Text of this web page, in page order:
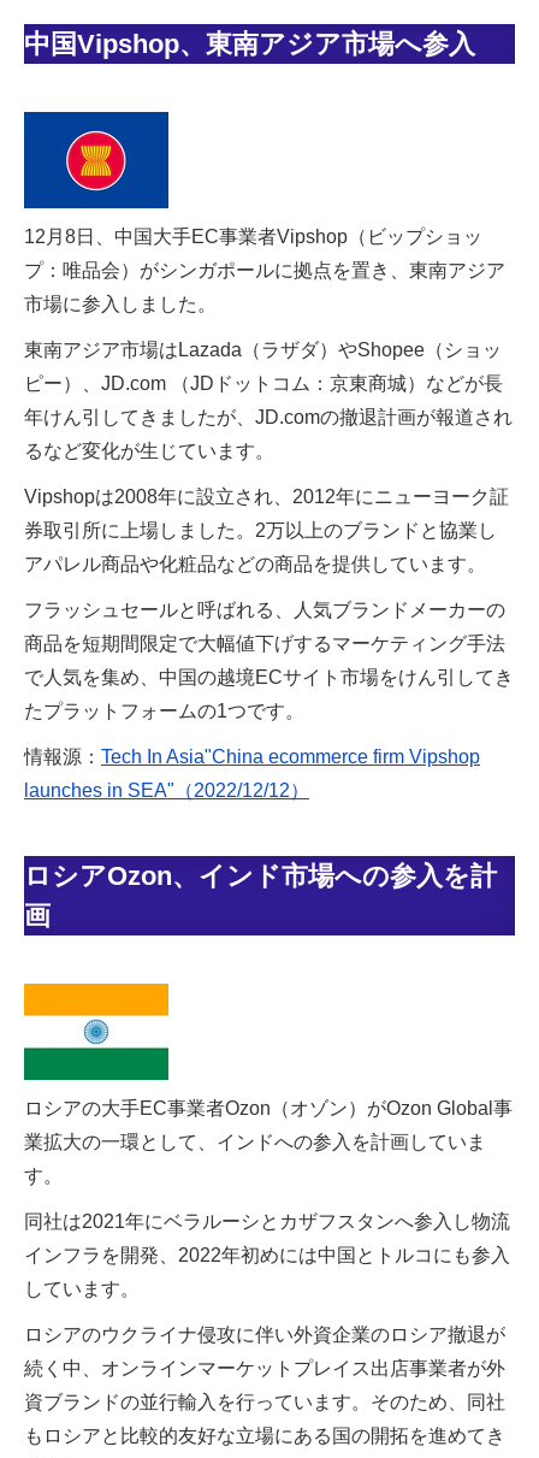
中国Vipshop、東南アジア市場へ参入
12月8日、中国大手EC事業者Vipshop（ビップショッ
プ：唯品会）がシンガポールに拠点を置き、東南アジア
市場に参入しました。
東南アジア市場はLazada（ラザダ）やShopee（ショッ
ピー）、JD.com （JDドットコム：京東商城）などが長
年けん引してきましたが、JD.comの撤退計画が報道され
るなど変化が生じています。
Vipshopは2008年に設立され、2012年にニューヨーク証
券取引所に上場しました。2万以上のブランドと協業し
アパレル商品や化粧品などの商品を提供しています。
フラッシュセールと呼ばれる、人気ブランドメーカーの
商品を短期間限定で大幅値下げするマーケティング手法
で人気を集め、中国の越境ECサイト市場をけん引してき
たプラットフォームの1つです。
情報源： Tech In Asia"China ecommerce firm Vipshop
launches in SEA"（2022/12/12）
ロシアOzon、インド市場への参入を計
画
ロシアの大手EC事業者Ozon（オゾン）がOzon Global事
業拡大の一環として、インドへの参入を計画していま
す。
同社は2021年にベラルーシとカザフスタンへ参入し物流
インフラを開発、2022年初めには中国とトルコにも参入
しています。
ロシアのウクライナ侵攻に伴い外資企業のロシア撤退が
続く中、オンラインマーケットプレイス出店事業者が外
資ブランドの並行輸入を行っています。そのため、同社
もロシアと比較的友好な立場にある国の開拓を進めてき